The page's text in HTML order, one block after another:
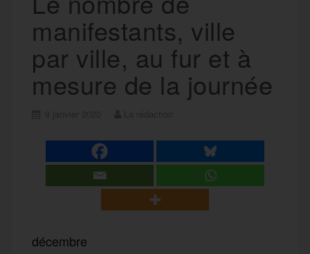
manifestants, ville
par ville, au fur et à
mesure de la journée
décembre